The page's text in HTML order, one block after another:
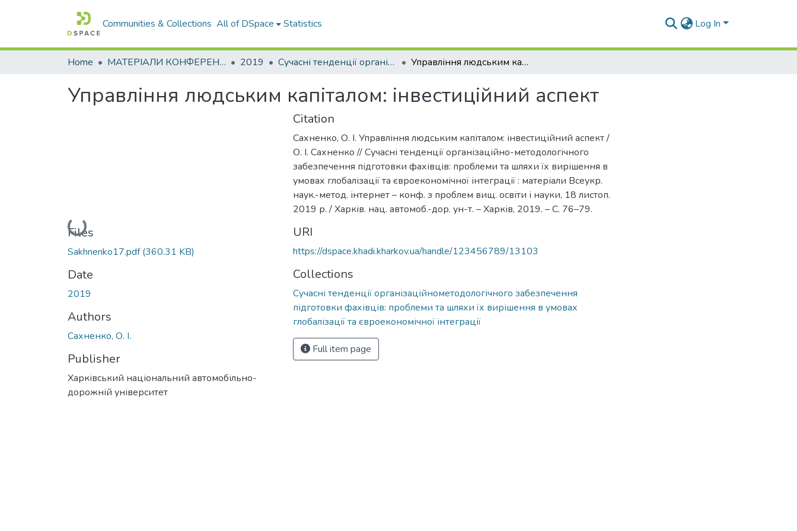
Communities & Collections All of DSpace Statistics Log In
Home МАТЕРІАЛИ КОНФЕРЕНЦІЙ 2019 Сучасні тенденції організаційнометодологічного забезпечення підготовки фахівців: проблеми та шляхи їх вирішення в умовах глобалізації та євроекономічної інтеграції Управління людським капіталом: інвестиційний аспект
Управління людським капіталом: інвестиційний аспект
Loading...
Files
Sakhnenko17.pdf(360.31 KB)
Date
2019
Authors
Сахненко, О. І.
Publisher
Харківський національний автомобільно-
дорожній університет
Citation
Сахненко, О. І. Управління людським капіталом: інвестиційний аспект /
О. І. Сахненко // Сучасні тенденції організаційно-методологічного
забезпечення підготовки фахівців: проблеми та шляхи їх вирішення в
умовах глобалізації та євроекономічної інтеграції : матеріали Всеукр.
наук.-метод. інтернет – конф. з проблем вищ. освіти і науки, 18 листоп.
2019 р. / Харків. нац. автомоб.-дор. ун-т. – Харків, 2019. – С. 76–79.
URI
https://dspace.khadi.kharkov.ua/handle/123456789/13103
Collections
Сучасні тенденції організаційнометодологічного забезпечення
підготовки фахівців: проблеми та шляхи їх вирішення в умовах
глобалізації та євроекономічної інтеграції
Full item page